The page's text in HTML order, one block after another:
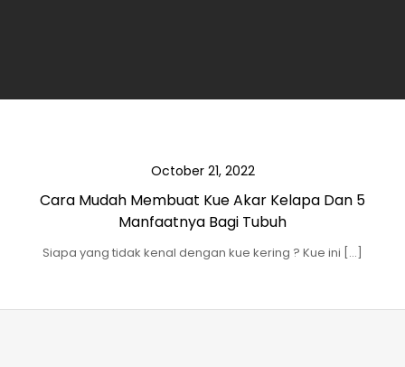
October 21, 2022
Cara Mudah Membuat Kue Akar Kelapa Dan 5
Manfaatnya Bagi Tubuh
Siapa yang tidak kenal dengan kue kering ? Kue ini […]